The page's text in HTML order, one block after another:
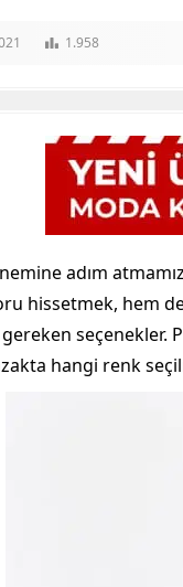
1.958
adım
hissetmek, hem
seçenekler.
hangi renk